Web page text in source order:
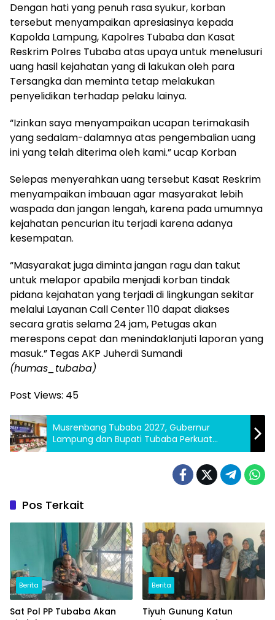
Dengan hati yang penuh rasa syukur, korban
tersebut menyampaikan apresiasinya kepada
Kapolda Lampung, Kapolres Tubaba dan Kasat
Reskrim Polres Tubaba atas upaya untuk menelusuri
uang hasil kejahatan yang di lakukan oleh para
Tersangka dan meminta tetap melakukan
penyelidikan terhadap pelaku lainya.
“Izinkan saya menyampaikan ucapan terimakasih
yang sedalam-dalamnya atas pengembalian uang
ini yang telah diterima oleh kami.” ucap Korban
Selepas menyerahkan uang tersebut Kasat Reskrim
menyampaikan imbauan agar masyarakat lebih
waspada dan jangan lengah, karena pada umumnya
kejahatan pencurian itu terjadi karena adanya
kesempatan.
“Masyarakat juga diminta jangan ragu dan takut
untuk melapor apabila menjadi korban tindak
pidana kejahatan yang terjadi di lingkungan sekitar
melalui Layanan Call Center 110 dapat diakses
secara gratis selama 24 jam, Petugas akan
merespons cepat dan menindaklanjuti laporan yang
masuk.” Tegas AKP Juherdi Sumandi
(humas_tubaba)
Post Views: 45
Musrenbang Tubaba 2027, Gubernur
Lampung dan Bupati Tubaba Perkuat
Ketahanan Pangan hingga Hilirisasi Desa
Pos Terkait
Berita
Sat Pol PP Tubaba Akan
Berita
Tiyuh Gunung Katun